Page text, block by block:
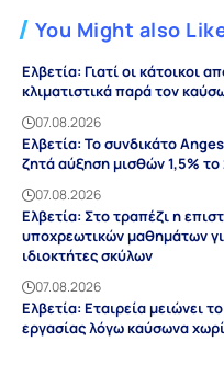
You Might also
Ελβετία: Γιατί οι κάτοικοι
κλιματιστικά παρά τον
07.08.2026
Ελβετία: Το συνδικάτο
ζητά αύξηση μισθών 1,5%
07.08.2026
Ελβετία: Στο τραπέζι η
υποχρεωτικών μαθημάτων
ιδιοκτήτες σκύλων
07.08.2026
Ελβετία: Εταιρεία μειώνει
εργασίας λόγω καύσωνα